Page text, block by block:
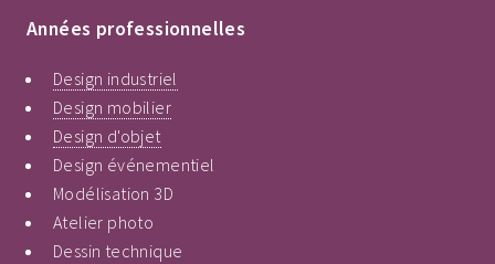
Années professionnelles
Design industriel
Design mobilier
Design d'objet
Design événementiel
Modélisation 3D
Atelier photo
Dessin technique